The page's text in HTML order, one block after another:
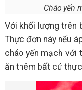
Cháo yến
Với khối lượng trên
Thực đơn này nếu
cháo yến mạch với
ăn thêm bất cứ